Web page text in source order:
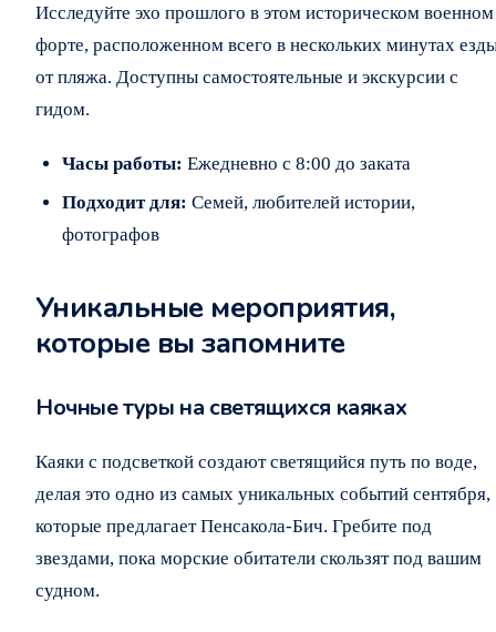
Исследуйте эхо прошлого в этом историческом военном
форте, расположенном всего в нескольких минутах
от пляжа. Доступны самостоятельные и экскурсии с
гидом.
Часы работы: Ежедневно с 8:00 до заката
Подходит для: Семей, любителей истории,
фотографов
Уникальные мероприятия,
которые вы запомните
Ночные туры на светящихся каяках
Каяки с подсветкой создают светящийся путь по воде,
делая это одно из самых уникальных событий сентября,
которые предлагает Пенсакола-Бич. Гребите под
звездами, пока морские обитатели скользят под вашим
судном.